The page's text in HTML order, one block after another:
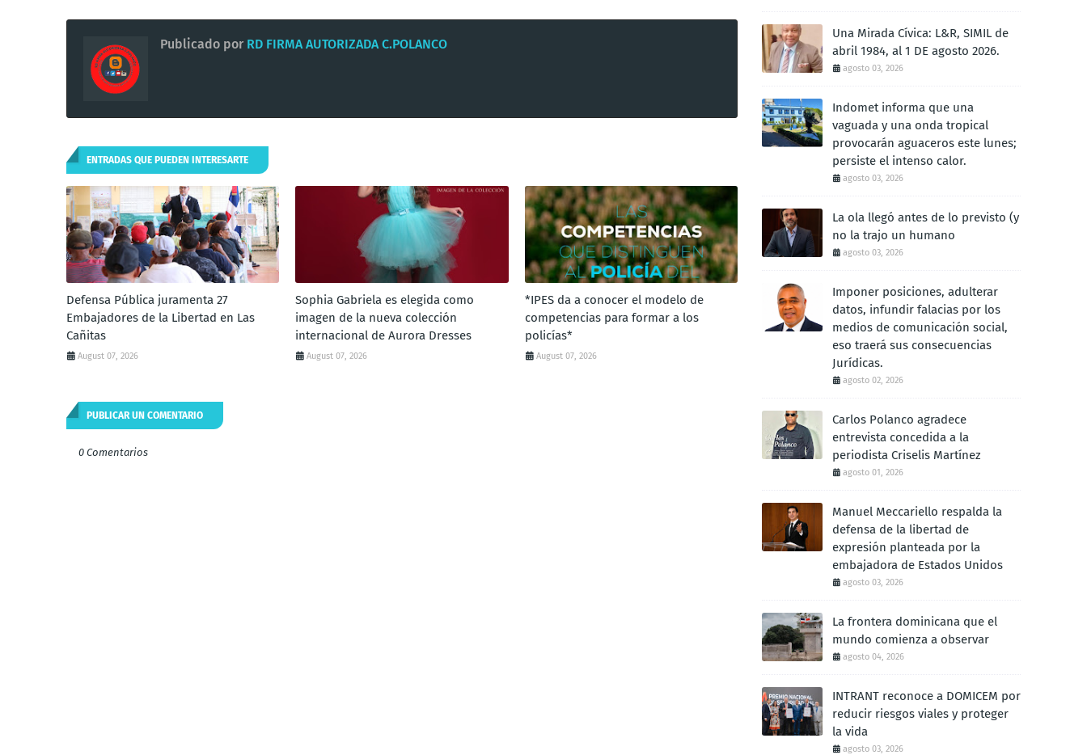
Publicado por RD FIRMA AUTORIZADA C.POLANCO
ENTRADAS QUE PUEDEN INTERESARTE
Defensa Pública juramenta 27
Embajadores de la Libertad en Las
Cañitas
August 07, 2026
Sophia Gabriela es elegida como
imagen de la nueva colección
internacional de Aurora Dresses
August 07, 2026
*IPES da a conocer el modelo de
competencias para formar a los
policías*
August 07, 2026
PUBLICAR UN COMENTARIO
0 Comentarios
Una Mirada Cívica: L&R, SIMIL de
abril 1984, al 1 DE agosto 2026.
agosto 03, 2026
Indomet informa que una
vaguada y una onda tropical
provocarán aguaceros este lunes;
persiste el intenso calor.
agosto 03, 2026
La ola llegó antes de lo previsto (y
no la trajo un humano
agosto 03, 2026
Imponer posiciones, adulterar
datos, infundir falacias por los
medios de comunicación social,
eso traerá sus consecuencias
Jurídicas.
agosto 02, 2026
Carlos Polanco agradece
entrevista concedida a la
periodista Criselis Martínez
agosto 01, 2026
Manuel Meccariello respalda la
defensa de la libertad de
expresión planteada por la
embajadora de Estados Unidos
agosto 03, 2026
La frontera dominicana que el
mundo comienza a observar
agosto 04, 2026
INTRANT reconoce a DOMICEM por
reducir riesgos viales y proteger
la vida
agosto 03, 2026